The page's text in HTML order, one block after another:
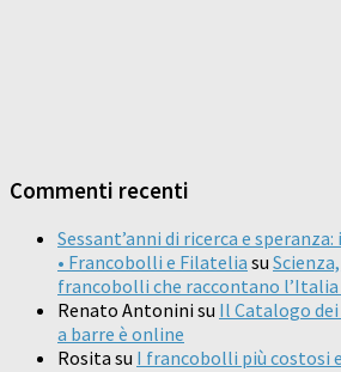
Commenti recenti
Sessant’anni di ricerca e
• Francobolli e Filatelia su
francobolli che raccontano
Renato Antonini su Il Catalogo
a barre è online
Rosita su I francobolli più costosi